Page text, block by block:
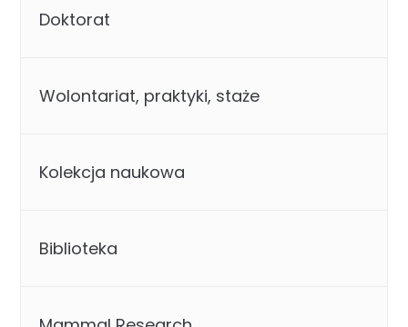
Doktorat
Wolontariat, praktyki, staże
Kolekcja naukowa
Biblioteka